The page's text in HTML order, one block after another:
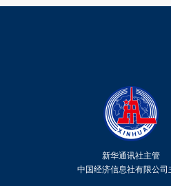
新华通讯社主管
中国经济信息社有限公司